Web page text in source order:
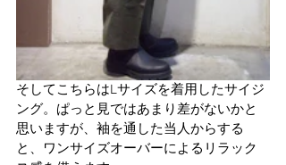
そしてこちらはLサイズを着用したサイジ
ング。ぱっと見ではあまり差がないかと
思いますが、袖を通した当人からする
と、ワンサイズオーバーによるリラック